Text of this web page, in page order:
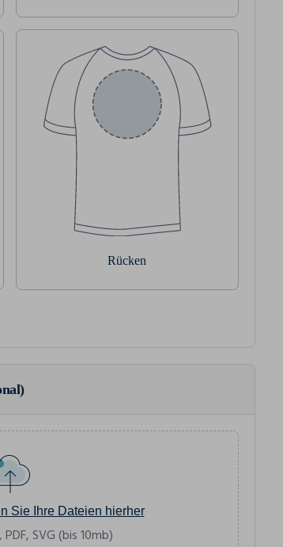
Rücken
Sie Ihre Dateien hierher
PDF, SVG (bis 10mb)